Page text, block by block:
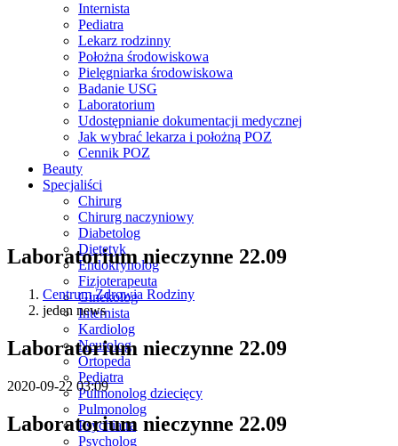
Internista
Pediatra
Lekarz rodzinny
Położna środowiskowa
Pielęgniarka środowiskowa
Badanie USG
Laboratorium
Udostępnianie dokumentacji medycznej
Jak wybrać lekarza i położną POZ
Cennik POZ
Beauty
Specjaliści
Chirurg
Chirurg naczyniowy
Diabetolog
Dietetyk
Endokrynolog
Fizjoterapeuta
Ginekolog
Internista
Kardiolog
Neurolog
Ortopeda
Pediatra
Pulmonolog dziecięcy
Pulmonolog
Psychiatra
Psycholog
Laboratorium nieczynne 22.09
Centrum Zdrowia Rodziny
jeden news
Laboratorium nieczynne 22.09
2020-09-22 03:09
Laboratorium nieczynne 22.09